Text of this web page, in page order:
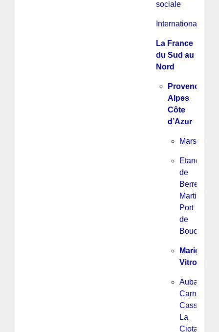
sociale
International
La France
du Sud au
Nord
Provence
Alpes
Côte
d’Azur
Marseille
Etang
de
Berre,
Martigues,
Port
de
Bouc
Marignane
Vitrolles
Aubagne,
Carnoux,
Cassis,
La
Ciotat